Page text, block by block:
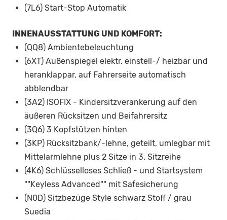
(7L6) Start-Stop Automatik
INNENAUSSTATTUNG UND KOMFORT:
(QQ8) Ambientebeleuchtung
(6XT) Außenspiegel elektr. einstell-/ heizbar und
heranklappar, auf Fahrerseite automatisch
abblendbar
(3A2) ISOFIX - Kindersitzverankerung auf den
äußeren Rücksitzen und Beifahrersitz
(3Q6) 3 Kopfstützen hinten
(3KP) Rücksitzbank/-lehne, geteilt, umlegbar mit
Mittelarmlehne plus 2 Sitze in 3. Sitzreihe
(4K6) Schlüsselloses Schließ - und Startsystem
""Keyless Advanced"" mit Safesicherung
(N0D) Sitzbezüge Style schwarz Stoff / grau
Suedia